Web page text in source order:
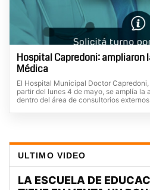
Hospital Capredoni: ampliaron
Médica
El Hospital Municipal Doctor
partir del lunes 4 de mayo, se amplía
dentro del área de consultorios
ULTIMO VIDEO